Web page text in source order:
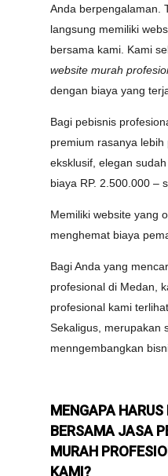
Anda berpengalaman.
langsung memiliki
bersama kami. Kami
website murah
dengan biaya yang
Bagi pebisnis
premium rasanya
eksklusif, elegan
biaya RP. 2.500.000 –
Memiliki website yang
menghemat biaya
Bagi Anda yang
profesional di Medan,
profesional kami
Sekaligus, merupakan
menngembangkan
MENGAPA
BERSAMA JASA
MURAH
KAMI?